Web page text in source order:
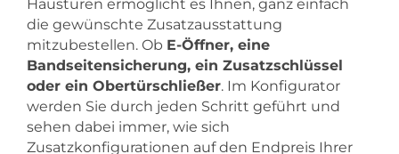
Haustüren ermöglicht es Ihnen, ganz einfach
die gewünschte Zusatzausstattung
mitzubestellen. Ob E-Öffner, eine
Bandseitensicherung, ein Zusatzschlüssel
oder ein Obertürschließer. Im Konfigurator
werden Sie durch jeden Schritt geführt und
sehen dabei immer, wie sich
Zusatzkonfigurationen auf den Endpreis Ihrer